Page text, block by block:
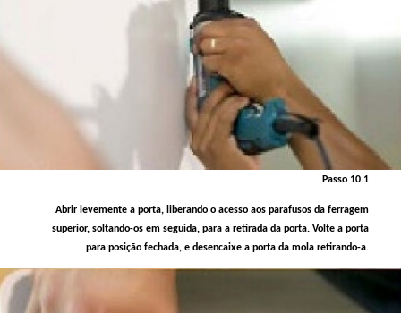
Passo 10.1
Abrir levemente a porta, liberando o acesso aos parafusos da ferragem
superior, soltando-os em seguida, para a retirada da porta. Volte a porta
para posição fechada, e desencaixe a porta da mola retirando-a.